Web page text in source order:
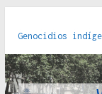
Genocidios
Estudios sobre
políticas,
Donde el